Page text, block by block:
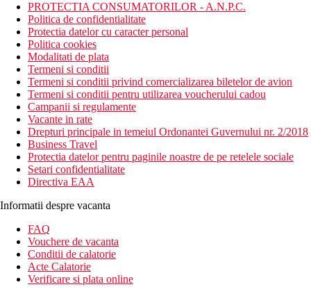
PROTECTIA CONSUMATORILOR - A.N.P.C.
Politica de confidentialitate
Protectia datelor cu caracter personal
Politica cookies
Modalitati de plata
Termeni si conditii
Termeni si conditii privind comercializarea biletelor de avion
Termeni si conditii pentru utilizarea voucherului cadou
Campanii si regulamente
Vacante in rate
Drepturi principale in temeiul Ordonantei Guvernului nr. 2/2018
Business Travel
Protectia datelor pentru paginile noastre de pe retelele sociale
Setari confidentialitate
Directiva EAA
Informatii despre vacanta
FAQ
Vouchere de vacanta
Conditii de calatorie
Acte Calatorie
Verificare si plata online